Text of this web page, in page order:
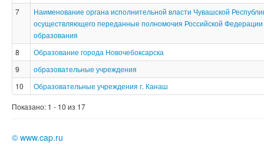
7
Наименование органа исполнительной власти Чувашской
осуществляющего переданные полномочия Российской Федерации
образования
8
Образование города Новочебоксарска
9
образовательные учреждения
10
Образовательные учреждения г. Канаш
Показано: 1 - 10 из 17
© www.cap.ru